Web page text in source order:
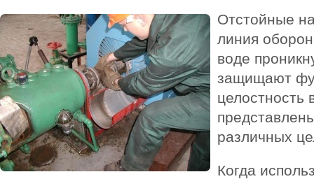
Отстойные
линия
воде
защищают
различных
Когда